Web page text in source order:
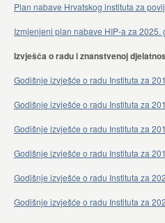
Plan nabave Hrvatskog instituta za
Izmjenjeni plan nabave HIP-a za 2025.
Izvješča o radu i znanstvenoj
Godišnje izvješće o radu Instituta za
Godišnje izvješće o radu Instituta za
Godišnje izvješće o radu Instituta za
Godišnje izvješće o radu Instituta za
Godišnje izvješće o radu Instituta za
Godišnje izvješće o radu Instituta za